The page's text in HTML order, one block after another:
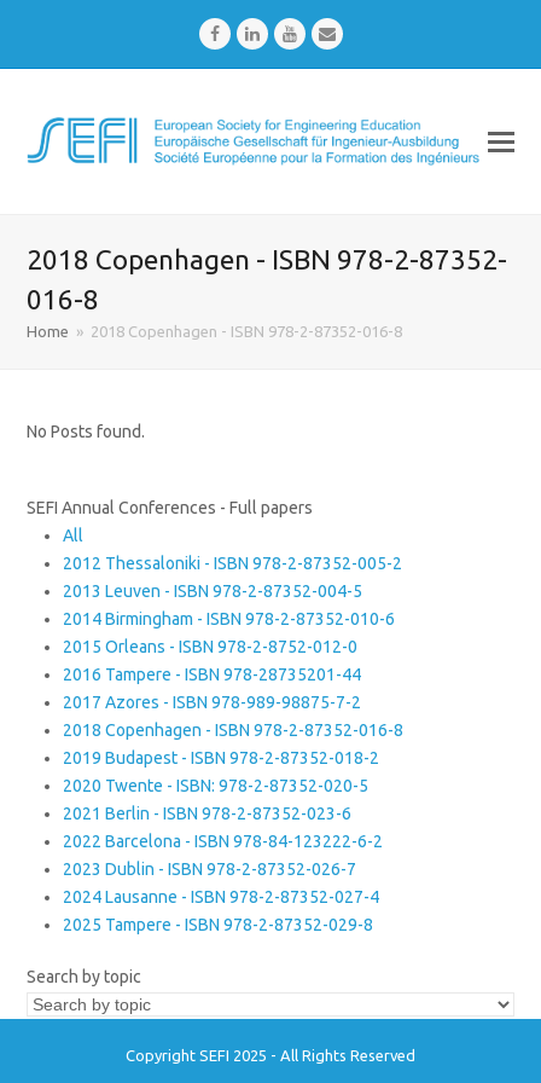
FacebookLinkedInYoutubeEmail
2018 Copenhagen - ISBN 978-2-87352-
016-8
Home » 2018 Copenhagen - ISBN 978-2-87352-016-8
No Posts found.
SEFI Annual Conferences - Full papers
All
2012 Thessaloniki - ISBN 978-2-87352-005-2
2013 Leuven - ISBN 978-2-87352-004-5
2014 Birmingham - ISBN 978-2-87352-010-6
2015 Orleans - ISBN 978-2-8752-012-0
2016 Tampere - ISBN 978-28735201-44
2017 Azores - ISBN 978-989-98875-7-2
2018 Copenhagen - ISBN 978-2-87352-016-8
2019 Budapest - ISBN 978-2-87352-018-2
2020 Twente - ISBN: 978-2-87352-020-5
2021 Berlin - ISBN 978-2-87352-023-6
2022 Barcelona - ISBN 978-84-123222-6-2
2023 Dublin - ISBN 978-2-87352-026-7
2024 Lausanne - ISBN 978-2-87352-027-4
2025 Tampere - ISBN 978-2-87352-029-8
Search by topic
Copyright SEFI 2025 - All Rights Reserved